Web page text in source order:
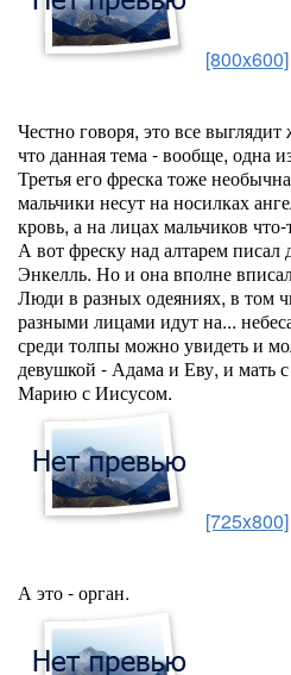
[800x600]
Честно говоря, это все
что данная тема - вообще, одна
Третья его фреска тоже
мальчики несут на носилках
кровь, а на лицах мальчиков
А вот фреску над алтарем
Энкелль. Но и она вполне
Люди в разных одеяниях, в том
разными лицами идут на...
среди толпы можно увидеть и
девушкой - Адама и Еву, и мать
Марию с Иисусом.
[725x800]
А это - орган.